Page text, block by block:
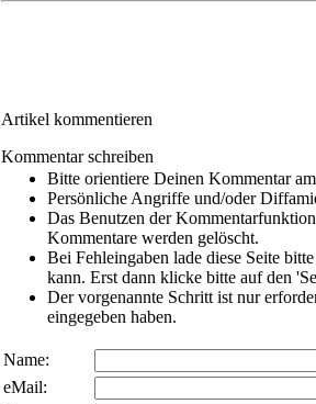
Artikel kommentieren
Kommentar schreiben
Bitte orientiere Deinen Kommentar
Persönliche Angriffe und/oder
Das Benutzen der
Kommentare werden gelöscht.
Bei Fehleingaben lade diese Seite
kann. Erst dann klicke bitte auf den
Der vorgenannte Schritt ist nur
eingegeben haben.
Name:
eMail: